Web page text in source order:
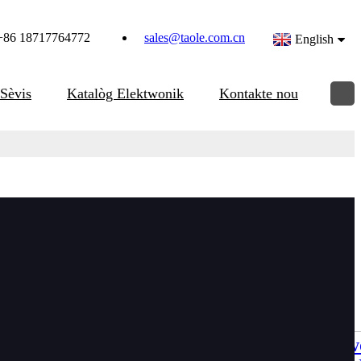
18717764772 sales@taole.com.cn English
Sèvis Katalòg Elektwonik Kontakte nou